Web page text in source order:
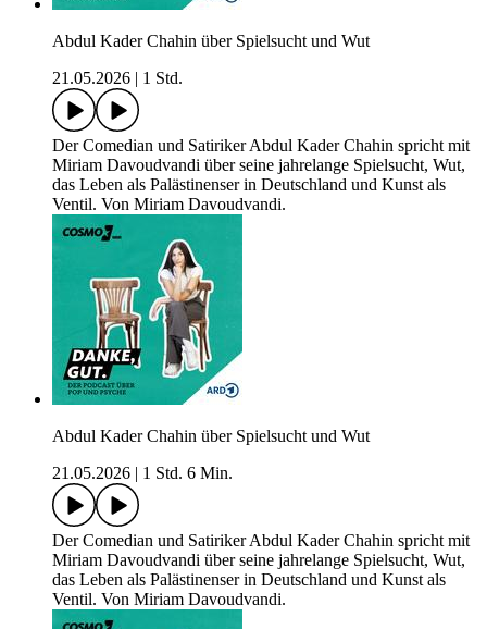
Abdul Kader Chahin über Spielsucht und Wut
21.05.2026
1 Std.
Der Comedian und Satiriker Abdul Kader Chahin spricht mit
Miriam Davoudvandi über seine jahrelange Spielsucht, Wut,
das Leben als Palästinenser in Deutschland und Kunst als
Ventil. Von Miriam Davoudvandi.
Abdul Kader Chahin über Spielsucht und Wut
21.05.2026
1 Std. 6 Min.
Der Comedian und Satiriker Abdul Kader Chahin spricht mit
Miriam Davoudvandi über seine jahrelange Spielsucht, Wut,
das Leben als Palästinenser in Deutschland und Kunst als
Ventil. Von Miriam Davoudvandi.